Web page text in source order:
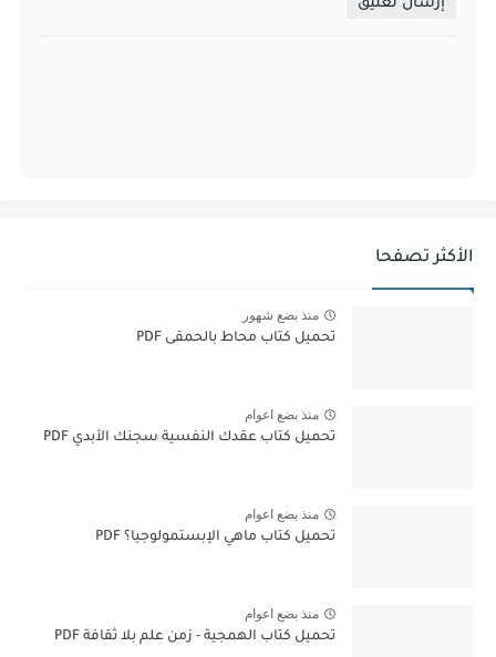
إرسال تعليق
الأكثر تصفحا
منذ بضع شهور
تحميل كتاب محاط بالحمقى PDF
منذ بضع اعوام
تحميل كتاب عقدك النفسية سجنك الأبدي PDF
منذ بضع اعوام
تحميل كتاب ماهي الإبستمولوجيا؟ PDF
منذ بضع اعوام
تحميل كتاب الهمجية - زمن علم بلا ثقافة PDF